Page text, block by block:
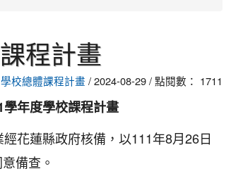
程計畫
學校總體課程計畫 / 2024-08-29 / 點閱數： 1711
年度學校課程計畫
花蓮縣政府核備，以111年8月26日
備查。